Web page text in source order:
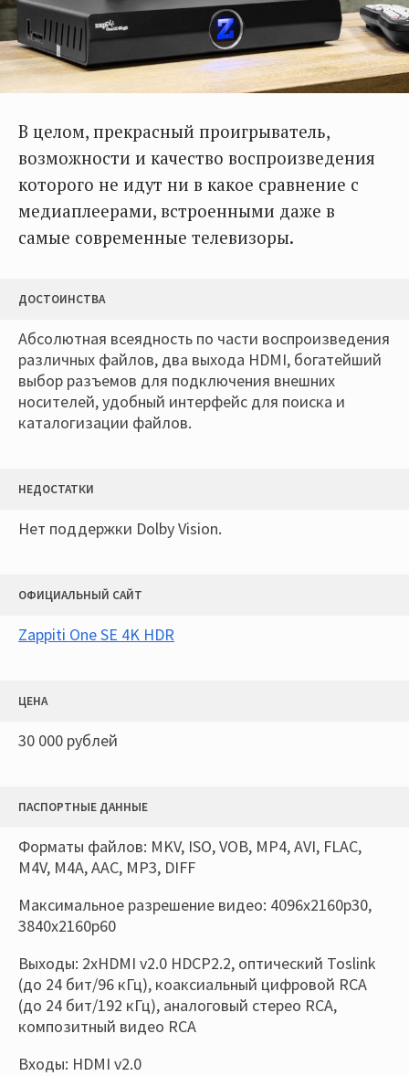
В целом, прекрасный проигрыватель,
возможности и качество воспроизведения
которого не идут ни в какое сравнение с
медиаплеерами, встроенными даже в
самые современные телевизоры.
ДОСТОИНСТВА
Абсолютная всеядность по части воспроизведения
различных файлов, два выхода HDMI, богатейший
выбор разъемов для подключения внешних
носителей, удобный интерфейс для поиска и
каталогизации файлов.
НЕДОСТАТКИ
Нет поддержки Dolby Vision.
ОФИЦИАЛЬНЫЙ САЙТ
Zappiti One SE 4K HDR
ЦЕНА
30 000 рублей
ПАСПОРТНЫЕ ДАННЫЕ
Форматы файлов: MKV, ISO, VOB, MP4, AVI, FLAC,
M4V, M4A, AAC, MP3, DIFF
Максимальное разрешение видео: 4096x2160p30,
3840х2160р60
Выходы: 2xHDMI v2.0 HDCP2.2, оптический Toslink
(до 24 бит/96 кГц), коаксиальный цифровой RCA
(до 24 бит/192 кГц), аналоговый стерео RCA,
композитный видео RCA
Входы: HDMI v2.0